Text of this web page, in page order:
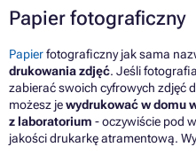
Papier fotograficzny
Papierfotograficzny jak sama
drukowania zdjęć. Jeśli
zabierać swoich cyfrowych zdjęć
możesz jewydrukować w domu
z laboratorium - oczywiście pod
jakości drukarkę atramentową.